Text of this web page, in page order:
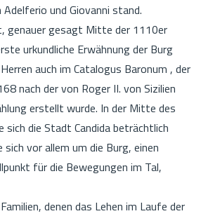
und Giovanni stand.
genauer gesagt Mitte der 1110er
urkundliche Erwähnung der Burg
auch im Catalogus Baronum , der
nach der von Roger II. von Sizilien
erstellt wurde. In der Mitte des
sich die Stadt Candida beträchtlich
vor allem um die Burg, einen
für die Bewegungen im Tal,
denen das Lehen im Laufe der